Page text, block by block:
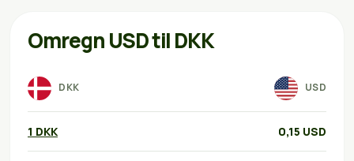
Omregn USD til DKK
DKK USD
1 DKK 0,15 USD